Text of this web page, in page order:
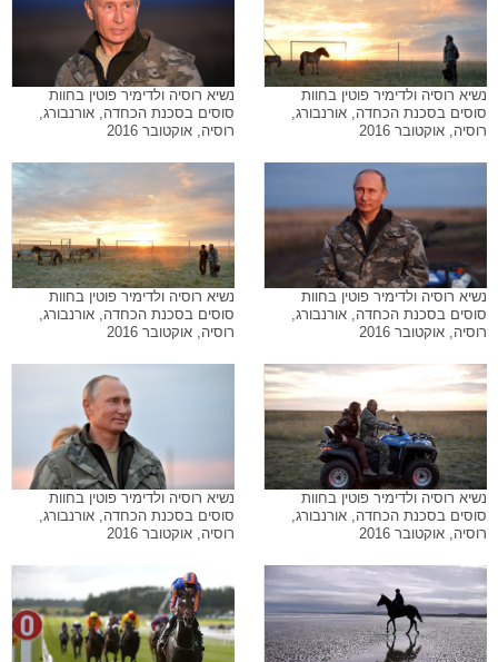
נשיא רוסיה ולדימיר פוטין בחוות
סוסים בסכנת הכחדה, אורנבורג,
רוסיה, אוקטובר 2016
נשיא רוסיה ולדימיר פוטין בחוות
סוסים בסכנת הכחדה, אורנבורג,
רוסיה, אוקטובר 2016
נשיא רוסיה ולדימיר פוטין בחוות
סוסים בסכנת הכחדה, אורנבורג,
רוסיה, אוקטובר 2016
נשיא רוסיה ולדימיר פוטין בחוות
סוסים בסכנת הכחדה, אורנבורג,
רוסיה, אוקטובר 2016
נשיא רוסיה ולדימיר פוטין בחוות
סוסים בסכנת הכחדה, אורנבורג,
רוסיה, אוקטובר 2016
נשיא רוסיה ולדימיר פוטין בחוות
סוסים בסכנת הכחדה, אורנבורג,
רוסיה, אוקטובר 2016